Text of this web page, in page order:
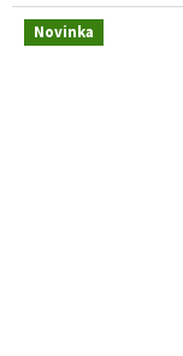
Novinka